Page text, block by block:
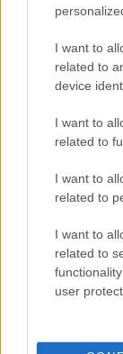
I want to
related to
device
I want to
related to
I want to
related to
I want to
related to
user